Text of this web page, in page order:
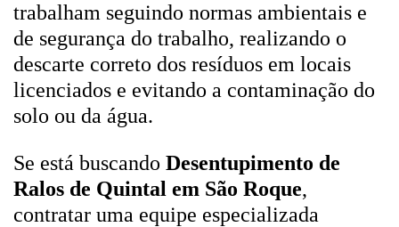
trabalham seguindo normas ambientais e
de segurança do trabalho, realizando o
descarte correto dos resíduos em locais
licenciados e evitando a contaminação do
solo ou da água.
Se está buscando Desentupimento de
Ralos de Quintal em São Roque,
contratar uma equipe especializada